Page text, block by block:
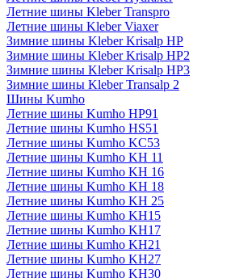
Летние шины Kleber Transpro
Летние шины Kleber Viaxer
Зимние шины Kleber Krisalp HP
Зимние шины Kleber Krisalp HP2
Зимние шины Kleber Krisalp HP3
Зимние шины Kleber Transalp 2
Шины Kumho
Летние шины Kumho HP91
Летние шины Kumho HS51
Летние шины Kumho KC53
Летние шины Kumho KH 11
Летние шины Kumho KH 16
Летние шины Kumho KH 18
Летние шины Kumho KH 25
Летние шины Kumho KH15
Летние шины Kumho KH17
Летние шины Kumho KH21
Летние шины Kumho KH27
Летние шины Kumho KH30